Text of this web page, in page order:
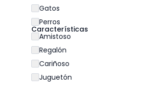
Gatos
Perros
Características
Amistoso
Regalón
Cariñoso
Juguetón